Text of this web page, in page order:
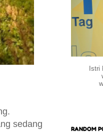
sedang
Istri
RANDOM